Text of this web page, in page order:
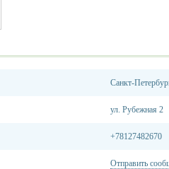
Санкт-
ул. Рубежная 2
+78127482670
Отправить